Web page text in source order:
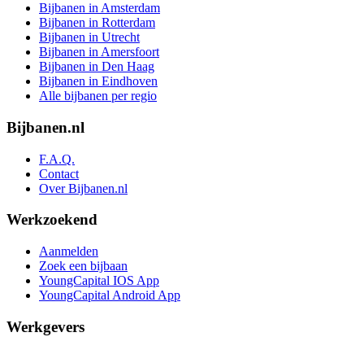
Bijbanen in Amsterdam
Bijbanen in Rotterdam
Bijbanen in Utrecht
Bijbanen in Amersfoort
Bijbanen in Den Haag
Bijbanen in Eindhoven
Alle bijbanen per regio
Bijbanen.nl
F.A.Q.
Contact
Over Bijbanen.nl
Werkzoekend
Aanmelden
Zoek een bijbaan
YoungCapital IOS App
YoungCapital Android App
Werkgevers